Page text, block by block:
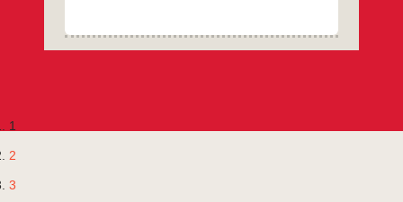
à
l’encontre
1
2
3